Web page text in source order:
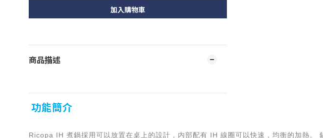
加入購物車
商品描述
功能簡介
Ricopa IH 煮鍋採用可以放置在桌上的設計，内部配有 IH 線圈可以快速，均衡的加熱